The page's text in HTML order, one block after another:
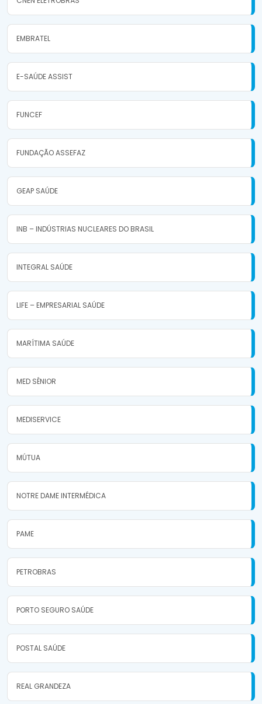
EMBRATEL
E-SAÚDE ASSIST
FUNCEF
FUNDAÇÃO ASSEFAZ
GEAP SAÚDE
INB – INDÚSTRIAS NUCLEARES DO BRASIL
INTEGRAL SAÚDE
LIFE – EMPRESARIAL SAÚDE
MARÍTIMA SAÚDE
MED SÊNIOR
MEDISERVICE
MÚTUA
NOTRE DAME INTERMÉDICA
PAME
PETROBRAS
PORTO SEGURO SAÚDE
POSTAL SAÚDE
REAL GRANDEZA